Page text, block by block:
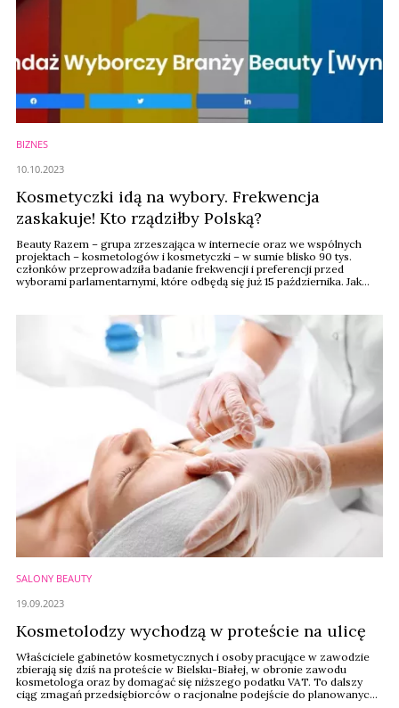
BIZNES
Kosmetyczki idą na wybory. Frekwencja
zaskakuje! Kto rządziłby Polską?
Beauty Razem – grupa zrzeszająca w internecie oraz we wspólnych
projektach – kosmetologów i kosmetyczki – w sumie blisko 90 tys.
członków przeprowadziła badanie frekwencji i preferencji przed
wyborami parlamentarnymi, które odbędą się już 15 października. Jak
10.10.2023
SALONY BEAUTY
Kosmetolodzy wychodzą w proteście na ulicę
Właściciele gabinetów kosmetycznych i osoby pracujące w zawodzie
zbierają się dziś na proteście w Bielsku-Białej, w obronie zawodu
kosmetologa oraz by domagać się niższego podatku VAT. To dalszy
ciąg zmagań przedsiębiorców o racjonalne podejście do planowanych
19.09.2023